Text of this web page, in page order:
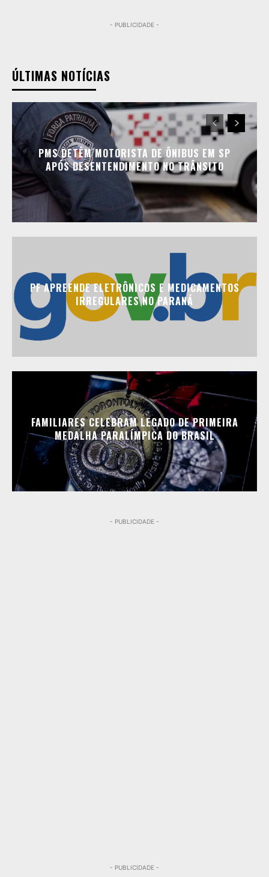
- PUBLICIDADE -
ÚLTIMAS NOTÍCIAS
PMS DETÊM MOTORISTA DE ÔNIBUS EM SP
APÓS DESENTENDIMENTO NO TRÂNSITO
PF APREENDE ELETRÔNICOS E MEDICAMENTOS
IRREGULARES NO PARANÁ
FAMILIARES CELEBRAM LEGADO DE PRIMEIRA
MEDALHA PARALÍMPICA DO BRASIL
- PUBLICIDADE -
- PUBLICIDADE -